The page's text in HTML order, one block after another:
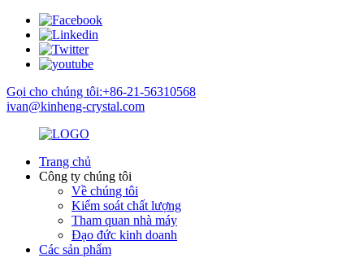
Gọi cho chúng tôi:+86-21-56310568
ivan@kinheng-crystal.com
Trang chủ
Công ty chúng tôi
Về chúng tôi
Kiểm soát chất lượng
Tham quan nhà máy
Đạo đức kinh doanh
Các sản phẩm